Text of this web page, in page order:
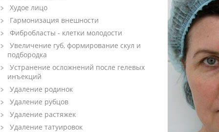
Худое лицо
Гармонизация внешности
Фибробласты - клетки молодости
Увеличение губ, формирование скул и
подбородка
Устранение осложнений после гелевых
инъекций
Удаление родинок
Удаление рубцов
Удаление растяжек
Удаление татуировок